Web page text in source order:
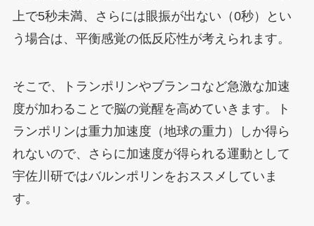
上で5秒未満、さらには眼振が出ない（0秒）とい
う場合は、平衡感覚の低反応性が考えられます。
そこで、トランポリンやブランコなど急激な加速
度が加わることで脳の覚醒を高めていきます。ト
ランポリンは重力加速度（地球の重力）しか得ら
れないので、さらに加速度が得られる運動として
宇佐川研ではバルンポリンをおススメしていま
す。